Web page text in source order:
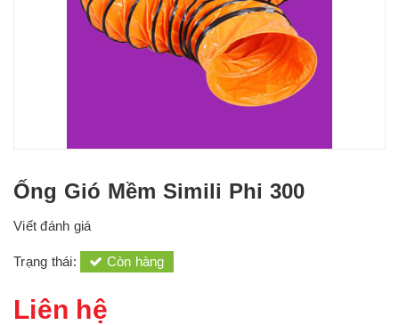
Ống Gió Mềm Simili Phi 300
Viết đánh giá
Trạng thái: Còn hàng
Liên hệ